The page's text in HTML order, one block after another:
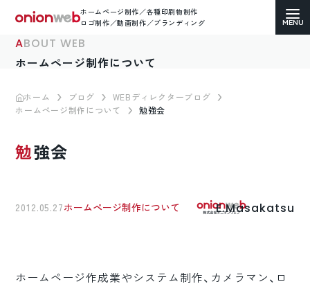
ホームページ制作／各種印刷物制作
ロゴ制作／動画制作／ブランディング
ホームページ制作
コーポレートサイト
ABOUT WEB
ホームページ制作について
ホーム ブログ
WEBディレクターブログ
ホームページ制作について
勉強会
勉強会
2012.05.27 ホームページ制作について E.Masakatsu
ホームページ作成業やシステム制作、カメラマン、ロ